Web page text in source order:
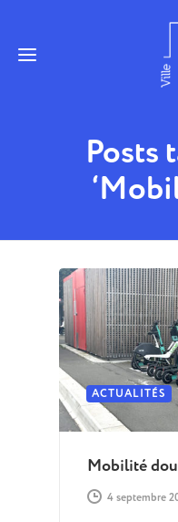
Posts
ACTUALITÉS
Mobilité
4 septembre